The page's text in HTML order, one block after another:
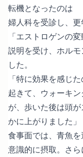
転機となったのは
婦人科を受診し、
「エストロゲンの
説明を受け、ホル
した。
「特に効果を感じ
起きて、ウォーキ
が、歩いた後は頭
かに上がりました」
食事面では、青魚
意識的に摂取。さ